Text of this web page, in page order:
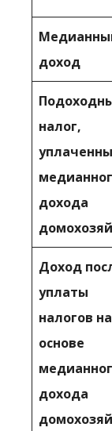
доход
налог,
дохода
Доход
уплаты
налогов на
основе
дохода